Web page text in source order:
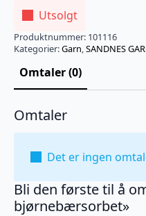
Utsolgt
Produktnummer: 101116
Kategorier:Garn,SANDNES
Omtaler (0)
Omtaler
Det er ingen
Bli den første til å
bjørnebærsorbet»